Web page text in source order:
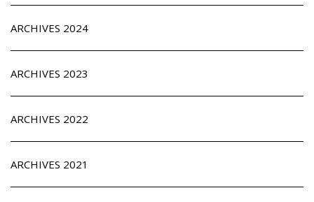
ARCHIVES 2024
ARCHIVES 2023
ARCHIVES 2022
ARCHIVES 2021